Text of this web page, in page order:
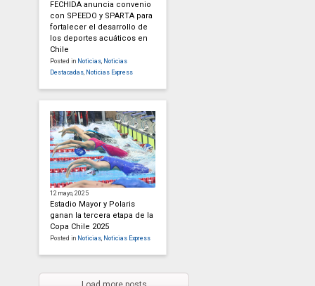
FECHIDA anuncia convenio
con SPEEDO y SPARTA para
fortalecer el desarrollo de
los deportes acuáticos en
Chile
Posted in Noticias Noticias
Destacadas Noticias Express
12 mayo, 2025
Estadio Mayor y Polaris
ganan la tercera etapa de la
Copa Chile 2025
Posted in Noticias Noticias Express